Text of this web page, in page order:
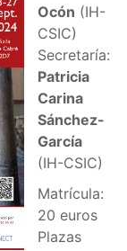
Ocón (IH-
CSIC)
Secretaría:
Patricia
Carina
Sánchez-
García
(IH-CSIC)
Matrícula:
20 euros
Plazas